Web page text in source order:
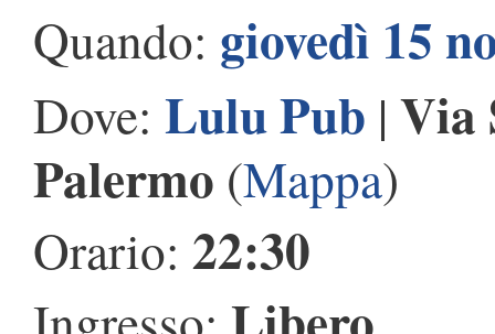
Quando: giovedì 15
Dove: Lulu Pub | Via
Palermo (Mappa)
Orario: 22:30